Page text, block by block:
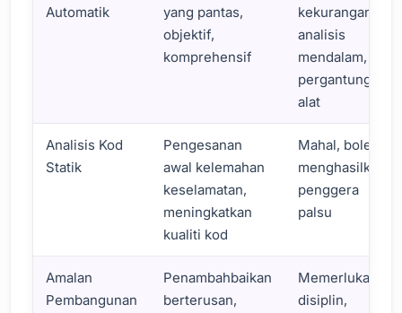
Automatik
yang pantas,
objektif,
komprehensif
kekurangan
analisis
mendalam,
pergantungan
alat
Analisis Kod
Statik
Pengesanan
awal kelemahan
keselamatan,
meningkatkan
kualiti kod
Mahal, boleh
menghasilkan
penggera
palsu
Amalan
Pembangunan
Penambahbaikan
berterusan,
Memerlukan
disiplin,